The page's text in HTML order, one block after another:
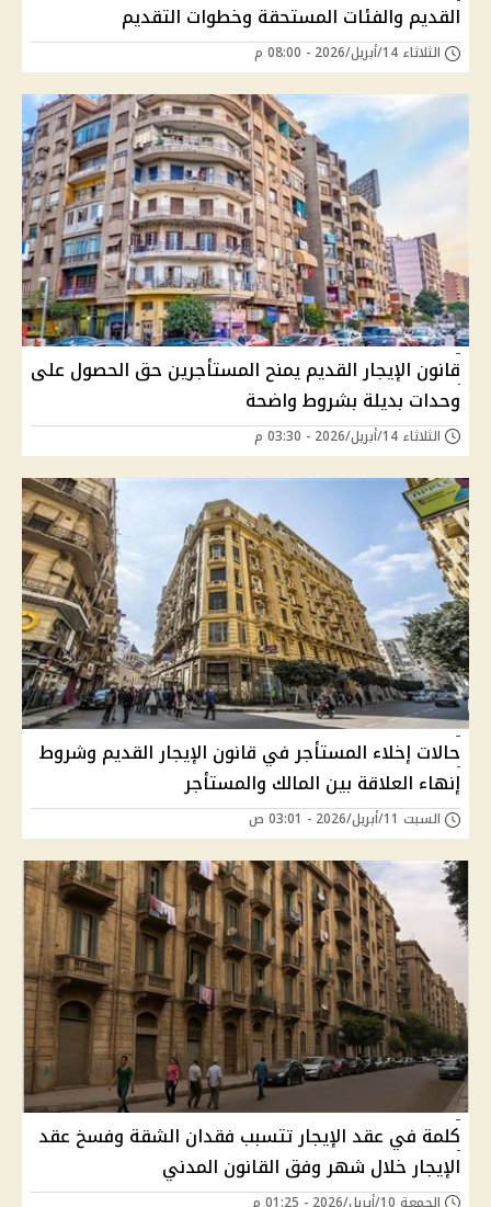
القديم والفئات المستحقة وخطوات التقديم
الثلاثاء 14/أبريل/2026 - 08:00 م
قانون الإيجار القديم يمنح المستأجرين حق الحصول على
وحدات بديلة بشروط واضحة
الثلاثاء 14/أبريل/2026 - 03:30 م
حالات إخلاء المستأجر في قانون الإيجار القديم وشروط
إنهاء العلاقة بين المالك والمستأجر
السبت 11/أبريل/2026 - 03:01 ص
كلمة في عقد الإيجار تتسبب فقدان الشقة وفسخ عقد
الإيجار خلال شهر وفق القانون المدني
الجمعة 10/أبريل/2026 - 01:25 م